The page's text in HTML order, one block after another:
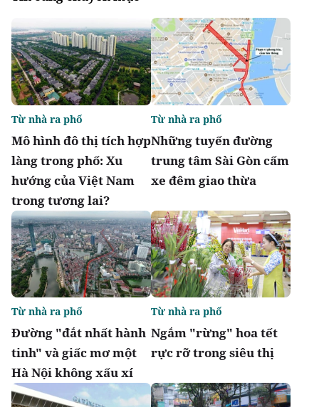
Mô hình đô thị tích hợp
làng trong phố: Xu
hướng của Việt Nam
trong tương lai?
Từ nhà ra phố
Những tuyến đường
trung tâm Sài Gòn cấm
xe đêm giao thừa
Từ nhà ra phố
Đường "đắt nhất hành
tinh" và giấc mơ một
Hà Nội không xấu xí
Từ nhà ra phố
Ngắm "rừng" hoa tết
rực rỡ trong siêu thị
Từ nhà ra phố